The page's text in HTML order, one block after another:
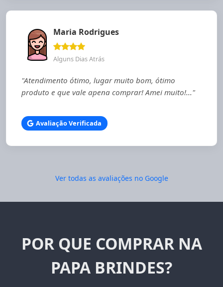
Maria Rodrigues
Alguns Dias Atrás
"Atendimento ótimo, lugar muito bom, ótimo
produto e que vale apena comprar! Amei muito!..."
Avaliação Verificada
Ver todas as avaliações no Google
POR QUE COMPRAR NA
PAPA BRINDES?